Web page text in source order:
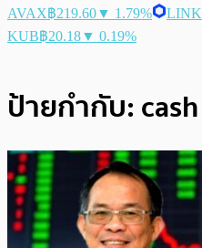
AVAX฿219.60▼ 1.79% LINK
KUB฿20.18▼ 0.19%
ป้ายกำกับ: cash